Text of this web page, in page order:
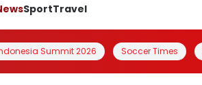
SportTravel
Summit 2026 Soccer Times